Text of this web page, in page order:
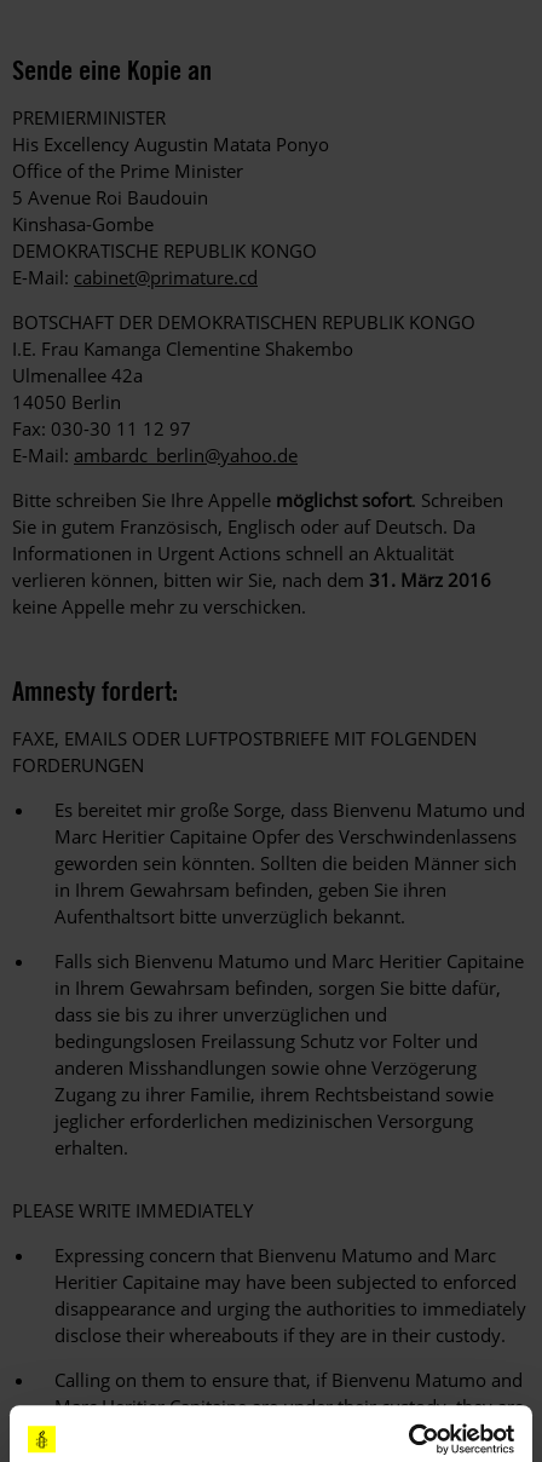
Sende eine Kopie an
PREMIERMINISTER
His Excellency Augustin Matata Ponyo
Office of the Prime Minister
5 Avenue Roi Baudouin
Kinshasa-Gombe
DEMOKRATISCHE REPUBLIK KONGO
E-Mail: cabinet@primature.cd
BOTSCHAFT DER DEMOKRATISCHEN REPUBLIK KONGO
I.E. Frau Kamanga Clementine Shakembo
Ulmenallee 42a
14050 Berlin
Fax: 030-30 11 12 97
E-Mail: ambardc_berlin@yahoo.de
Bitte schreiben Sie Ihre Appelle möglichst sofort. Schreiben
Sie in gutem Französisch, Englisch oder auf Deutsch. Da
Informationen in Urgent Actions schnell an Aktualität
verlieren können, bitten wir Sie, nach dem 31. März 2016
keine Appelle mehr zu verschicken.
Amnesty fordert:
FAXE, EMAILS ODER LUFTPOSTBRIEFE MIT FOLGENDEN
FORDERUNGEN
Es bereitet mir große Sorge, dass Bienvenu Matumo und
Marc Heritier Capitaine Opfer des Verschwindenlassens
geworden sein könnten. Sollten die beiden Männer sich
in Ihrem Gewahrsam befinden, geben Sie ihren
Aufenthaltsort bitte unverzüglich bekannt.
Falls sich Bienvenu Matumo und Marc Heritier Capitaine
in Ihrem Gewahrsam befinden, sorgen Sie bitte dafür,
dass sie bis zu ihrer unverzüglichen und
bedingungslosen Freilassung Schutz vor Folter und
anderen Misshandlungen sowie ohne Verzögerung
Zugang zu ihrer Familie, ihrem Rechtsbeistand sowie
jeglicher erforderlichen medizinischen Versorgung
erhalten.
PLEASE WRITE IMMEDIATELY
Expressing concern that Bienvenu Matumo and Marc
Heritier Capitaine may have been subjected to enforced
disappearance and urging the authorities to immediately
disclose their whereabouts if they are in their custody.
Calling on them to ensure that, if Bienvenu Matumo and
Marc Heritier Capitaine are under their custody, they are
protected from torture and other ill-treatment and given